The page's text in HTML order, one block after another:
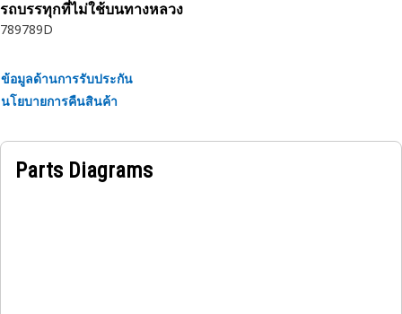
การใช้งาน:
เพลทป้องกันเพลาขับเป็นเกราะป้องกันสําหรับเพลาขับ
รถบรรทุกที่ไม่ใช้บนทางหลวง
789789D
ข้อมูลด้านการรับประกัน
นโยบายการคืนสินค้า
Parts Diagrams